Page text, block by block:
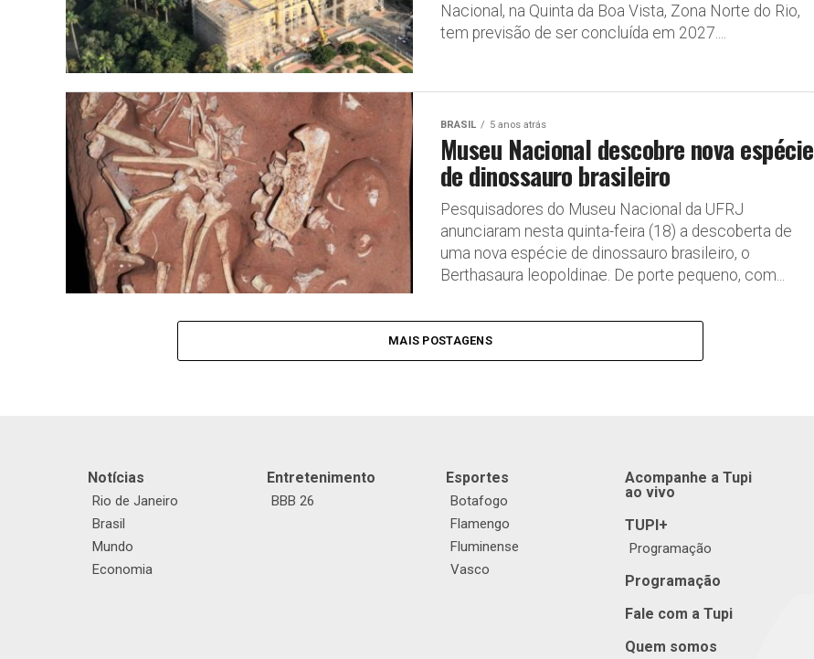
Nacional, na Quinta da Boa Vista, Zona Norte do Rio,
tem previsão de ser concluída em 2027....
BRASIL 5 anos atrás
Museu Nacional descobre nova espécie
de dinossauro brasileiro
Pesquisadores do Museu Nacional da UFRJ
anunciaram nesta quinta-feira (18) a descoberta de
uma nova espécie de dinossauro brasileiro, o
Berthasaura leopoldinae. De porte pequeno, com...
MAIS POSTAGENS
Notícias
Rio de Janeiro
Brasil
Mundo
Economia
Entretenimento
BBB 26
Esportes
Botafogo
Flamengo
Fluminense
Vasco
Acompanhe a Tupi
ao vivo
TUPI+
Programação
Programação
Fale com a Tupi
Quem somos